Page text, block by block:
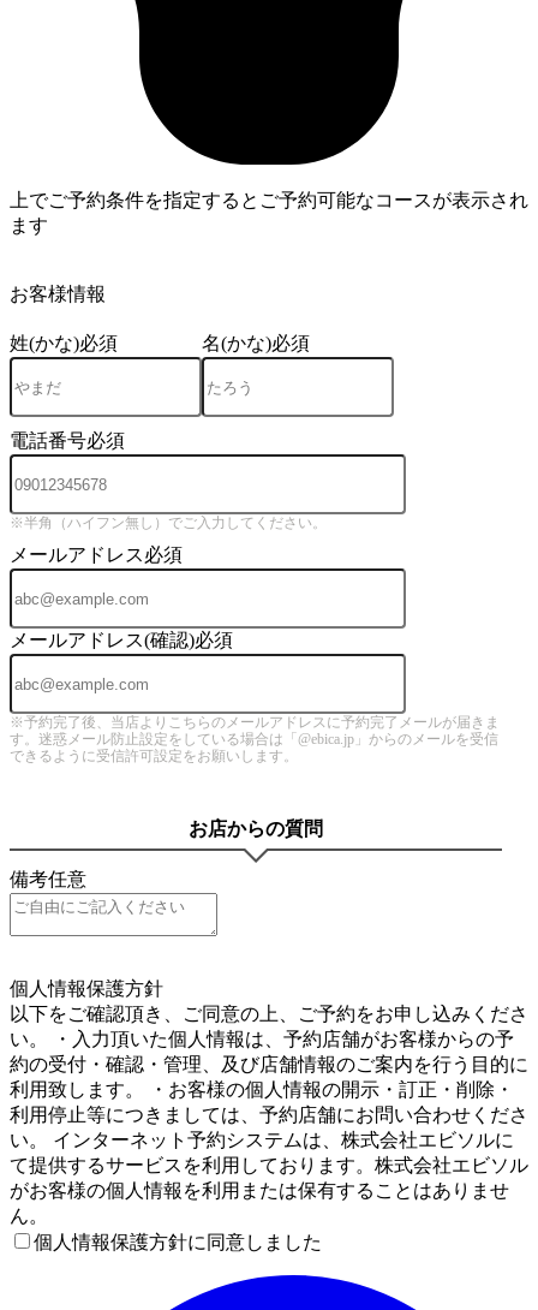
上でご予約条件を指定するとご予約可能なコースが表示され
ます
お客様情報
姓(かな)必須 名(かな)必須
電話番号必須
※半角（ハイフン無し）でご入力してください。
メールアドレス必須
メールアドレス(確認)必須
※予約完了後、当店よりこちらのメールアドレスに予約完了メールが届きま
す。迷惑メール防止設定をしている場合は「@ebica.jp」からのメールを受信
できるように受信許可設定をお願いします。
お店からの質問
備考任意
個人情報保護方針
以下をご確認頂き、ご同意の上、ご予約をお申し込みくださ
い。 ・入力頂いた個人情報は、予約店舗がお客様からの予
約の受付・確認・管理、及び店舗情報のご案内を行う目的に
利用致します。 ・お客様の個人情報の開示・訂正・削除・
利用停止等につきましては、予約店舗にお問い合わせくださ
い。 インターネット予約システムは、株式会社エビソルに
て提供するサービスを利用しております。株式会社エビソル
がお客様の個人情報を利用または保有することはありませ
ん。
個人情報保護方針に同意しました